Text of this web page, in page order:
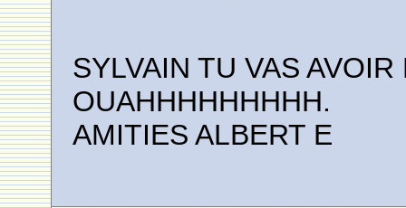
SYLVAIN TU VAS AVOIR
OUAHHHHHHHHH.
AMITIES ALBERT E